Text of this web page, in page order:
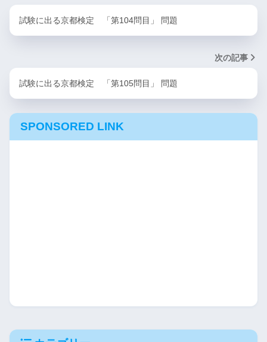
試験に出る京都検定 「第104問目」 問題
次の記事
試験に出る京都検定 「第105問目」 問題
SPONSORED LINK